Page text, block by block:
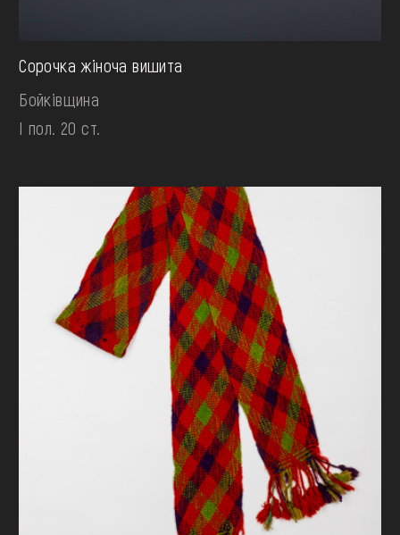
Сорочка жіноча вишита
Бойківщина
І пол. 20 ст.